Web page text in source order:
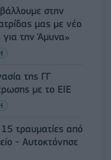
στην
μας με νέο
για την Άμυνα»
της ΓΓ
με το ΕΙΕ
15 τραυματίες από
- Αυτοκτόνησε